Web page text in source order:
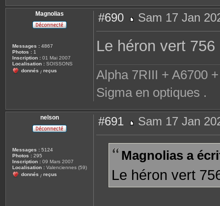
Magnolias
Messages : 4867
Photos : 1
Inscription : 01 Mai 2007
Localisation : SOISSONS
donnés / reçus
#690
e
s
Sam 17 Jan
Le héron vert
Alpha 7RIII + A6700
Sigma en optiques .
nelson
Messages : 5124
Photos : 295
Inscription : 09 Mars 2007
Localisation : Valenciennes (59)
donnés / reçus
#691
e
g
Sam 17 Jan
Magnolias a
Le héron vert